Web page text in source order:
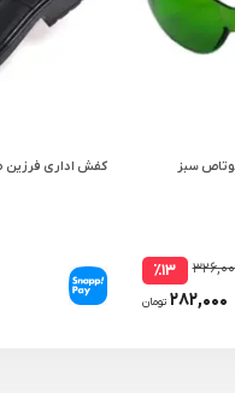
سبز
٪۱۳
۲۸۲,۰۰۰ تومان
کفش اداری فرزین